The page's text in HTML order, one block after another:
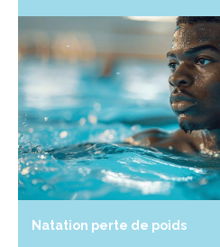
Natation perte de poids